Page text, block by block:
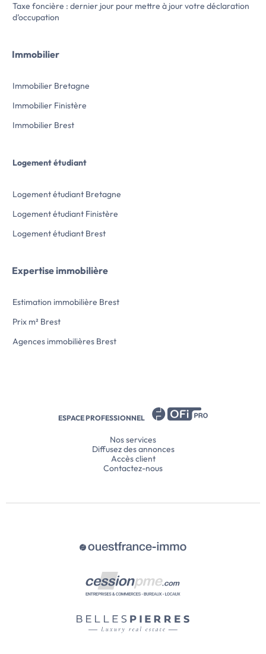
Taxe foncière : dernier jour pour mettre à jour votre déclaration
d’occupation
Immobilier
Immobilier Bretagne
Immobilier Finistère
Immobilier Brest
Logement étudiant
Logement étudiant Bretagne
Logement étudiant Finistère
Logement étudiant Brest
Expertise immobilière
Estimation immobilière Brest
Prix m² Brest
Agences immobilières Brest
ESPACE PROFESSIONNEL
Nos services
Diffusez des annonces
Accès client
Contactez-nous